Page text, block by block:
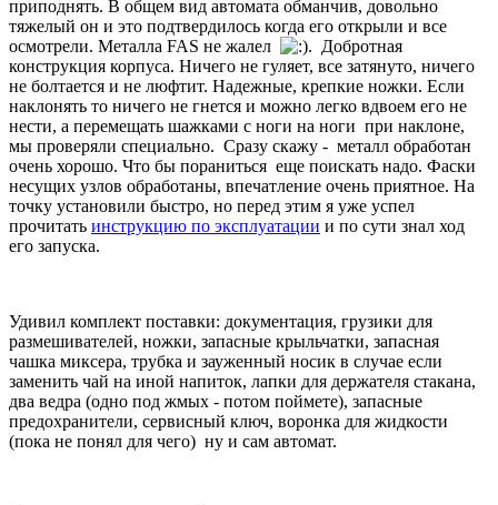
приподнять. В общем вид автомата обманчив, довольно
тяжелый он и это подтвердилось когда его открыли и все
осмотрели. Металла FAS не жалел
. Добротная
конструкция корпуса. Ничего не гуляет, все затянуто, ничего
не болтается и не люфтит. Надежные, крепкие ножки. Если
наклонять то ничего не гнется и можно легко вдвоем его не
нести, а перемещать шажками с ноги на ноги при наклоне,
мы проверяли специально. Сразу скажу - металл обработан
очень хорошо. Что бы пораниться еще поискать надо. Фаски
несущих узлов обработаны, впечатление очень приятное. На
точку установили быстро, но перед этим я уже успел
прочитать инструкцию по эксплуатации и по сути знал ход
его запуска.
Удивил комплект поставки: документация, грузики для
размешивателей, ножки, запасные крыльчатки, запасная
чашка миксера, трубка и зауженный носик в случае если
заменить чай на иной напиток, лапки для держателя стакана,
два ведра (одно под жмых - потом поймете), запасные
предохранители, сервисный ключ, воронка для жидкости
(пока не понял для чего) ну и сам автомат.